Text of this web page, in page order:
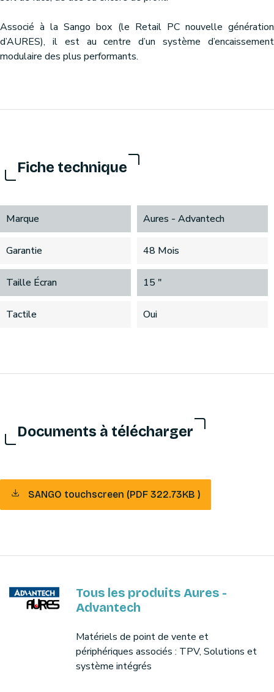
Associé à la Sango box (le Retail PC nouvelle génération
d’AURES), il est au centre d’un système d’encaissement
modulaire des plus performants.
Fiche technique
Marque Aures - Advantech
Garantie 48 Mois
Taille Écran 15 "
Tactile Oui
Documents à télécharger
SANGO touchscreen (PDF 322.73KB )
Tous les produits Aures -
Advantech
Matériels de point de vente et
périphériques associés : TPV, Solutions et
système intégrés